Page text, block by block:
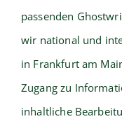
passenden
wir national und
in Frankfurt am
Zugang zu
inhaltliche